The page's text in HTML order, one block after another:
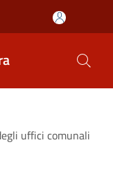
uffici comunali